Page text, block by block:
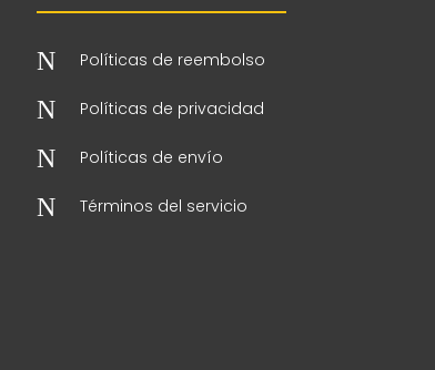
N Políticas de reembolso
N Políticas de privacidad
N Políticas de envío
N Términos del servicio